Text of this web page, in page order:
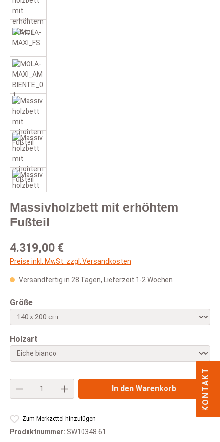
Massivholzbett mit erhöhtem
Fußteil
Regulärer Preis:
4.319,00 €
Preise inkl. MwSt. zzgl. Versandkosten
Versandfertig in 28 Tagen, Lieferzeit 1-2 Wochen
Größeauswählen
Holzart
Produkt Anzahl: Gib den gewünschten
In den Warenkorb
Zum Merkzettel hinzufügen
Produktnummer: SW10348.61
KONTAKT